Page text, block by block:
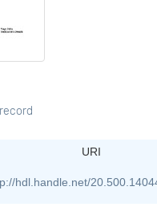
URI
hdl.handle.net/